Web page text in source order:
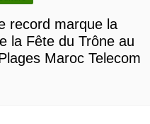
record marque la
la Fête du Trône au
Maroc Telecom